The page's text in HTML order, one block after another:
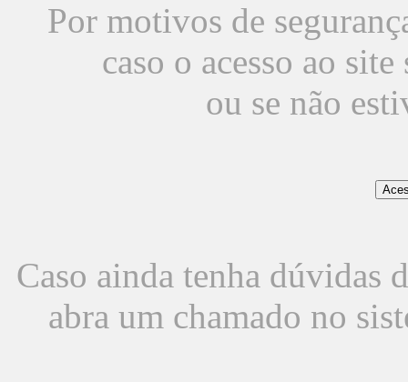
Por motivos de
caso o acesso ao
ou se não
Caso ainda tenha dúvidas
abra um chamado no